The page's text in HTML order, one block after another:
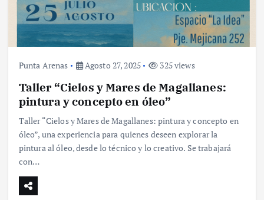
Punta Arenas Agosto 27, 2025 325 views
Taller “Cielos y Mares de Magallanes:
pintura y concepto en óleo”
Taller “Cielos y Mares de Magallanes: pintura y concepto en
óleo”, una experiencia para quienes deseen explorar la
pintura al óleo, desde lo técnico y lo creativo. Se trabajará
con…